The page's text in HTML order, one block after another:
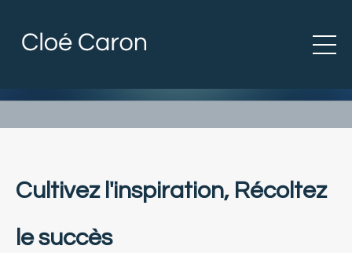
Cultivez l'inspiration, Récoltez
le succès